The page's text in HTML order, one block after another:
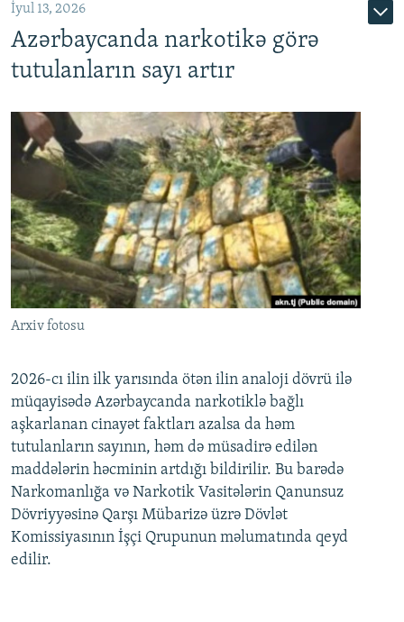
İyul 13, 2026
Azərbaycanda narkotikə görə
tutulanların sayı artır
Arxiv fotosu
2026-cı ilin ilk yarısında ötən ilin analoji dövrü ilə
müqayisədə Azərbaycanda narkotiklə bağlı
aşkarlanan cinayət faktları azalsa da həm
tutulanların sayının, həm də müsadirə edilən
maddələrin həcminin artdığı bildirilir. Bu barədə
Narkomanlığa və Narkotik Vasitələrin Qanunsuz
Dövriyyəsinə Qarşı Mübarizə üzrə Dövlət
Komissiyasının İşçi Qrupunun məlumatında qeyd
edilir.